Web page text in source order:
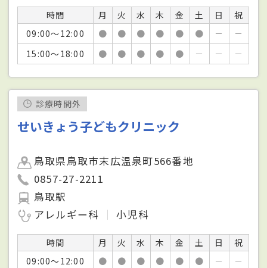
時間 月 火 水 木 金 土 日
祝
09:00～12:00
● ● ● ● ● ● －
－
15:00～18:00
● ● ● ● ● － － －
診療時間外
せいきょう子どもクリニック
鳥取県鳥取市末広温泉町566番地
0857-27-2211
鳥取駅
アレルギー科
小児科
時間 月 火 水 木 金 土 日
祝
09:00～12:00
● ● ● ● ● ● －
－